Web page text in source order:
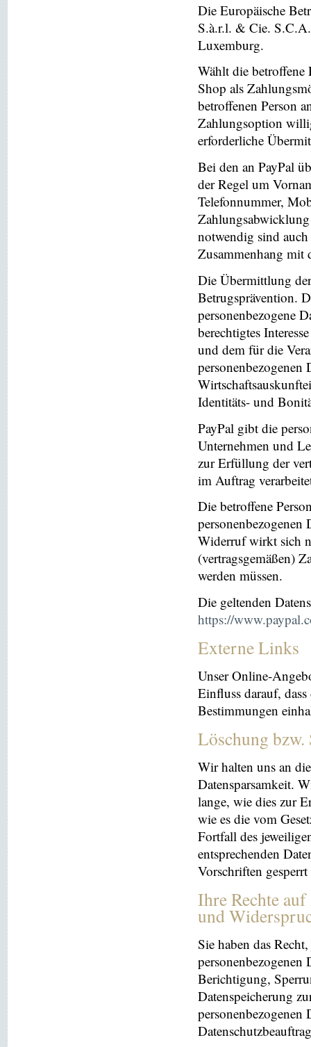
Die Europäische
S.à.r.l. & Cie.
Luxemburg.
Wählt die betroffene
Shop als
betroffenen Person
Zahlungsoption
erforderliche
Bei den an PayPal
der Regel um
Telefonnummer,
notwendig sind
Zusammenhang mit
Die Übermittlung
Betrugsprävention.
personenbezogene
berechtigtes
und dem für die
personenbezogenen
Identitäts- und
PayPal gibt die
Unternehmen und
zur Erfüllung der
im Auftrag
Die betroffene
personenbezogenen
Widerruf wirkt sich
(vertragsgemäßen)
werden müssen.
Die geltenden
https://
Externe Links
Unser Online-
Einfluss darauf,
Bestimmungen
Löschung
Wir halten uns an
Datensparsamkeit.
lange, wie dies zur
wie es die vom
Fortfall des
entsprechenden
Vorschriften
Ihre Rechte
und
Sie haben das
personenbezogenen
Berichtigung,
Datenspeicherung
personenbezogenen